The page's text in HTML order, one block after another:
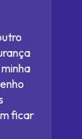
ficar